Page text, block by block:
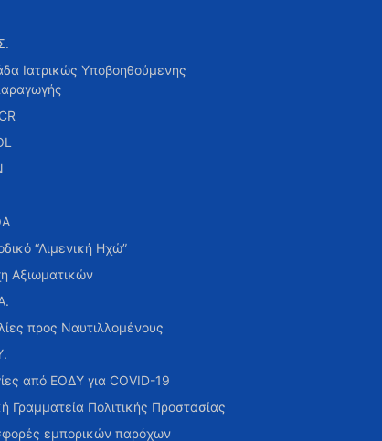
Ιατρικώς Υποβοηθούμενης
“Λιμενική Ηχώ”
Αξιωματικών
προς Ναυτιλλομένους
από ΕΟΔΥ για COVID-19
Γραμματεία Πολιτικής Προστασίας
εμπορικών παρόχων